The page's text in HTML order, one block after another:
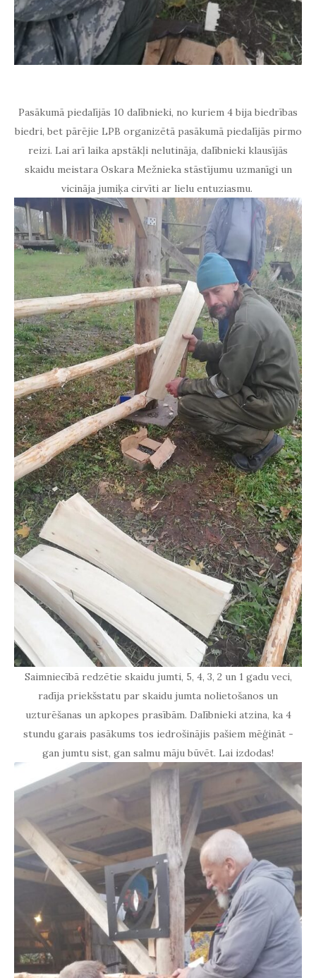
Pasākumā piedalījās 10 dalībnieki, no kuriem 4 bija biedrības
biedri, bet pārējie LPB organizētā pasākumā piedalījās pirmo
reizi. Lai arī laika apstākļi nelutināja, dalībnieki klausījās
skaidu meistara Oskara Mežnieka stāstījumu uzmanīgi un
vicināja jumiķa cirvīti ar lielu entuziasmu.
Saimniecībā redzētie skaidu jumti, 5, 4, 3, 2 un 1 gadu veci,
radīja priekšstatu par skaidu jumta nolietošanos un
uzturēšanas un apkopes prasībām. Dalībnieki atzina, ka 4
stundu garais pasākums tos iedrošinājis pašiem mēģināt -
gan jumtu sist, gan salmu māju būvēt. Lai izdodas!